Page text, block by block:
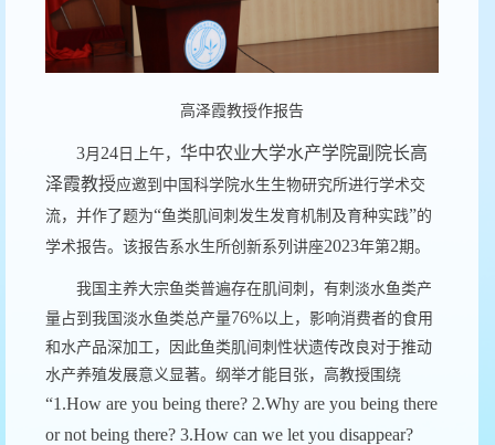
高泽霞教授作报告
3月 24 日上午， 华中农业大学水产学院副院长高
泽霞教授应邀到中国科学院水生生物研究所进行学术交
流，并作了题为“鱼类肌间刺发生发育机制及育种实践”的
学术报告。该报告系水生所创新系列讲座2023年第2期。
我国主养大宗鱼类普遍存在肌间刺，有刺淡水鱼类产
量占到我国淡水鱼类总产量76%以上，影响消费者的食用
和水产品深加工，因此鱼类肌间刺性状遗传改良对于推动
水产养殖发展意义显著。纲举才能目张，高教授围绕
“1.How are you being there? 2.Why are you being there
or not being there? 3.How can we let you disappear?